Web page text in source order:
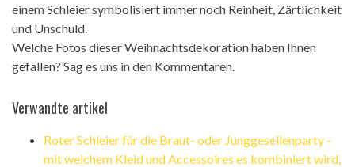
einem Schleier symbolisiert immer noch Reinheit, Zärtlichkeit
und Unschuld.
Welche Fotos dieser Weihnachtsdekoration haben Ihnen
gefallen? Sag es uns in den Kommentaren.
Verwandte artikel
Roter Schleier für die Braut- oder Junggesellenparty -
mit welchem ​​Kleid und Accessoires es kombiniert wird,